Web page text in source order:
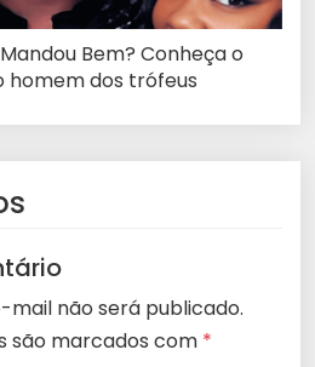
Bem? Conheça o
homem dos trófeus
mail não será publicado.
são marcados com *